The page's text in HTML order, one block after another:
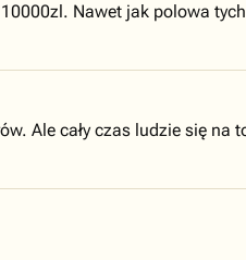
Nawet jak polowa
Ale cały czas ludzie się na